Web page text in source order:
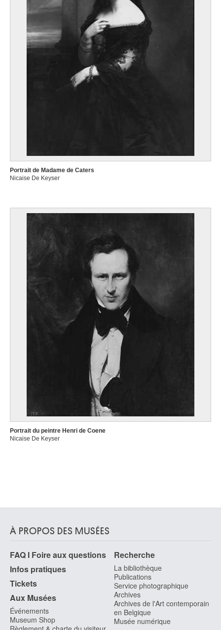
Portrait de Madame de Caters
Nicaise De Keyser
Portrait du peintre Henri de Coene
Nicaise De Keyser
À PROPOS DES MUSÉES
FAQ I Foire aux questions
Infos pratiques
Tickets
Aux Musées
Événements
Museum Shop
Recherche
La bibliothèque
Publications
Service photographique
Archives
Archives de l'Art contemporain
en Belgique
Musée numérique